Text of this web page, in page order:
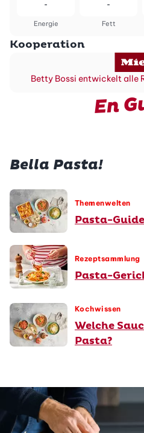
Energie
-
Fett
-
Kooperation
Betty Bossi entwickelt alle
En
Bella Pasta!
Themenwelten
Pasta-
Rezeptsammlung
Pasta-
Kochwissen
Welche
Pasta?